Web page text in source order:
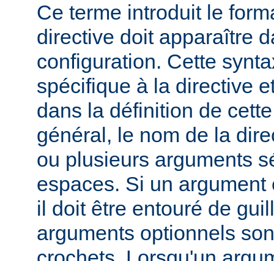
Ce terme introduit le
directive doit apparaître
configuration. Cette
spécifique à la directive
dans la définition de
général, le nom de la
ou plusieurs arguments
espaces. Si un
il doit être entouré de
arguments optionnels